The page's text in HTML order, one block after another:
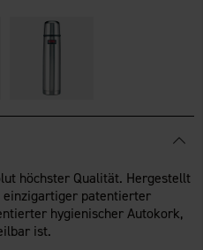
höchster Qualität. Hergestellt
patentierter
hygienischer Autokork,
ist.